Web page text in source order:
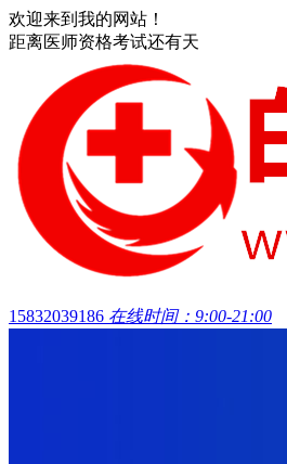
欢迎来到我的网站！
距离医师资格考试还有天
15832039186 在线时间：9:00-21:00